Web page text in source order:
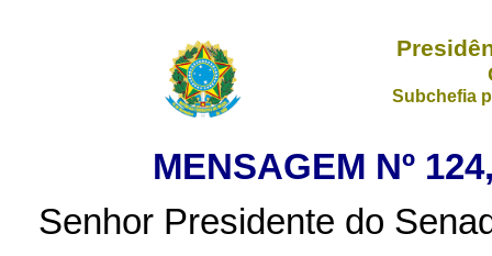
Subchefia
MENSAGEM Nº
Senhor Presidente do